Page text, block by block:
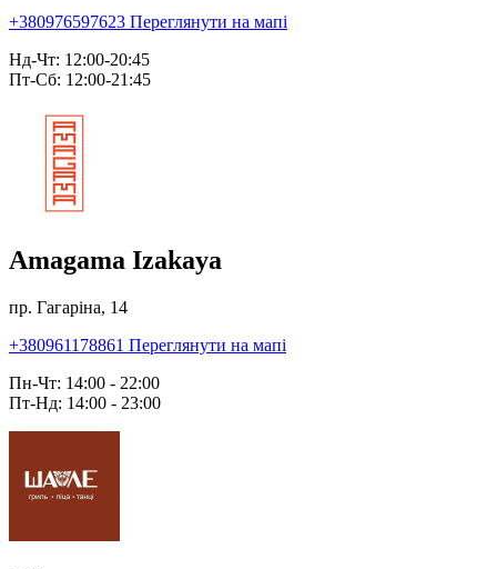
+380976597623 Переглянути на мапі
Нд-Чт: 12:00-20:45
Пт-Сб: 12:00-21:45
Amagama Izakaya
пр. Гагаріна, 14
+380961178861 Переглянути на мапі
Пн-Чт: 14:00 - 22:00
Пт-Нд: 14:00 - 23:00